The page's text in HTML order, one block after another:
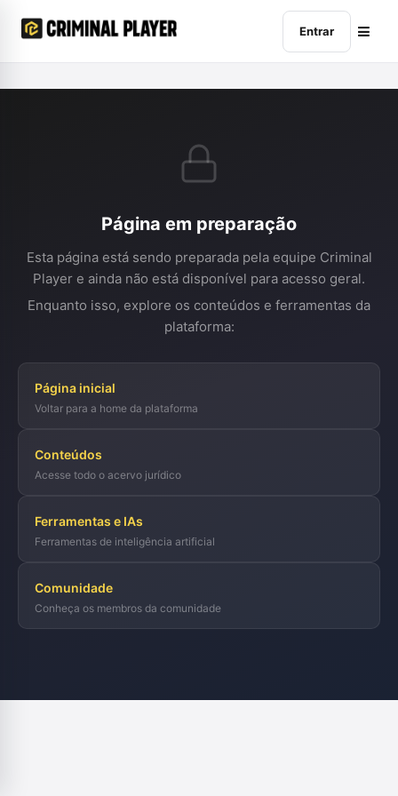
Entrar
Página em preparação
Esta página está sendo preparada pela equipe Criminal
Player e ainda não está disponível para acesso geral.
Enquanto isso, explore os conteúdos e ferramentas da
plataforma:
Página inicial
Voltar para a home da plataforma
Conteúdos
Acesse todo o acervo jurídico
Ferramentas e IAs
Ferramentas de inteligência artificial
Comunidade
Conheça os membros da comunidade